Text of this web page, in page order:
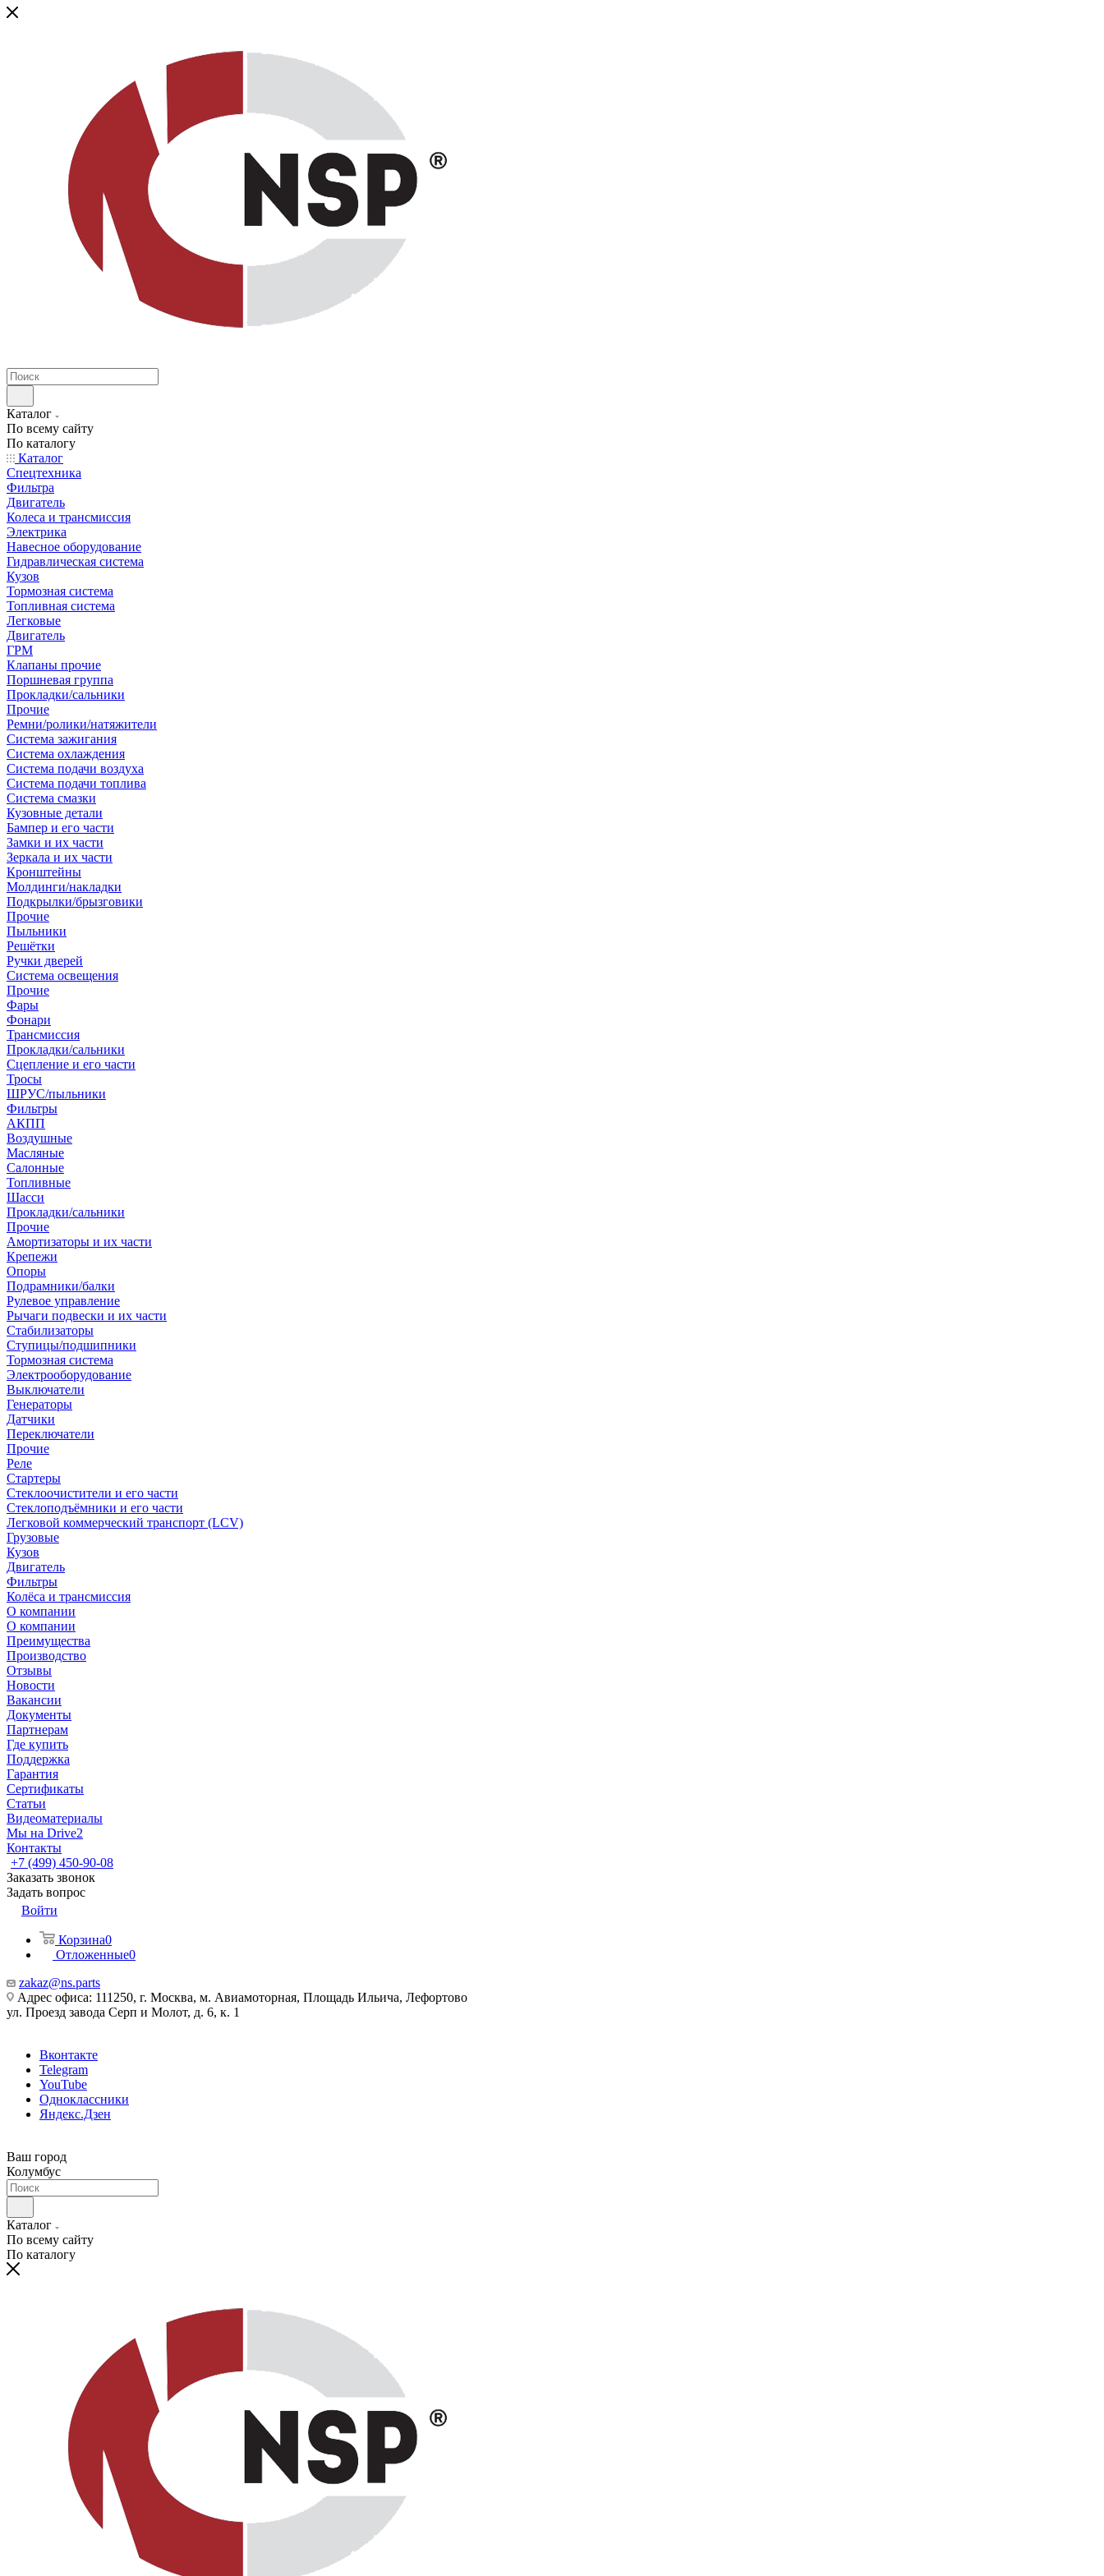
Каталог
По всему сайту
По каталогу
Каталог
Спецтехника
Фильтра
Двигатель
Колеса и трансмиссия
Электрика
Навесное оборудование
Гидравлическая система
Кузов
Тормозная система
Топливная система
Легковые
Двигатель
ГРМ
Клапаны прочие
Поршневая группа
Прокладки/сальники
Прочие
Ремни/ролики/натяжители
Система зажигания
Система охлаждения
Система подачи воздуха
Система подачи топлива
Система смазки
Кузовные детали
Бампер и его части
Замки и их части
Зеркала и их части
Кронштейны
Молдинги/накладки
Подкрылки/брызговики
Прочие
Пыльники
Решётки
Ручки дверей
Система освещения
Прочие
Фары
Фонари
Трансмиссия
Прокладки/сальники
Сцепление и его части
Тросы
ШРУС/пыльники
Фильтры
АКПП
Воздушные
Масляные
Салонные
Топливные
Шасси
Прокладки/сальники
Прочие
Амортизаторы и их части
Крепежи
Опоры
Подрамники/балки
Рулевое управление
Рычаги подвески и их части
Стабилизаторы
Ступицы/подшипники
Тормозная система
Электрооборудование
Выключатели
Генераторы
Датчики
Переключатели
Прочие
Реле
Стартеры
Стеклоочистители и его части
Стеклоподъёмники и его части
Легковой коммерческий транспорт (LCV)
Грузовые
Кузов
Двигатель
Фильтры
Колёса и трансмиссия
О компании
О компании
Преимущества
Производство
Отзывы
Новости
Вакансии
Документы
Партнерам
Где купить
Поддержка
Гарантия
Сертификаты
Статьи
Видеоматериалы
Мы на Drive2
Контакты
+7 (499) 450-90-08
Заказать звонок
Задать вопрос
Войти
Корзина0
Отложенные0
zakaz@ns.parts
Адрес офиса: 111250, г. Москва, м. Авиамоторная, Площадь Ильича, Лефортово
ул. Проезд завода Серп и Молот, д. 6, к. 1
Вконтакте
Telegram
YouTube
Одноклассники
Яндекс.Дзен
Ваш город
Колумбус
Каталог
По всему сайту
По каталогу